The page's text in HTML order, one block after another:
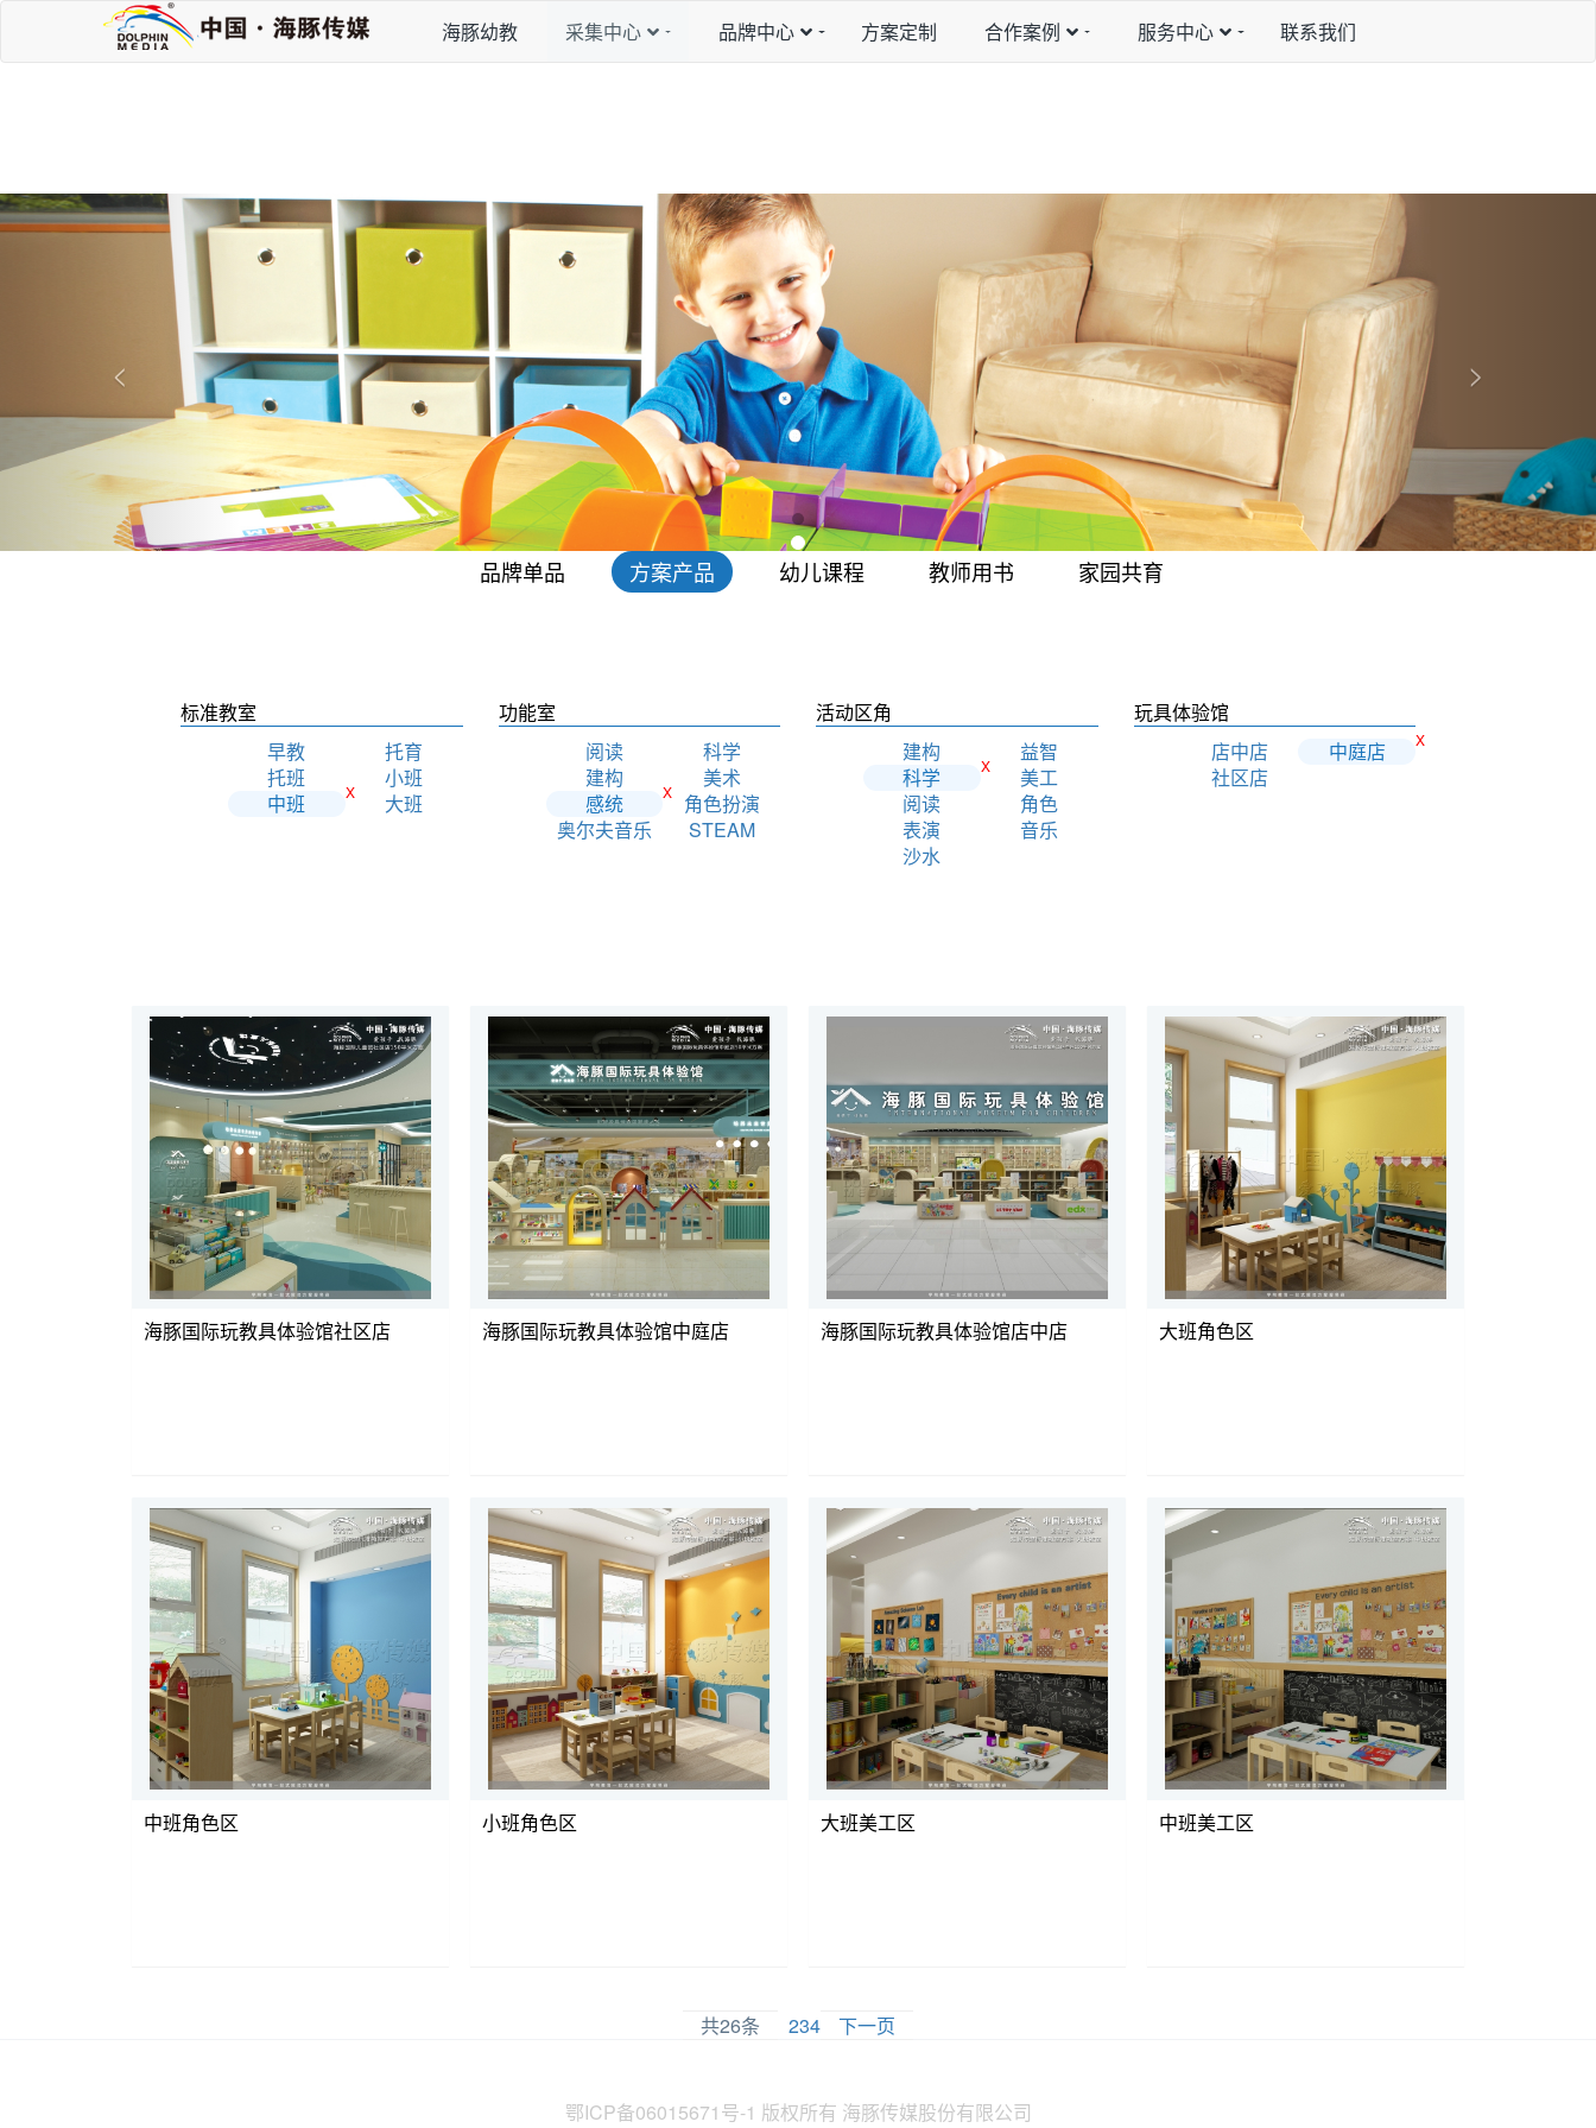
海豚幼教 采集中心 品牌中心 方案定制 合作案例 服务中心 联系我们
<
P
r
o
s
>
品牌单品 方案产品 幼儿课程 教师用书 家园共育
标准教室
早教
托育
托班
小班
中班
X 大班
功能室
阅读
科学
建构
美术
感统
X
角色扮演
奥尔夫音乐
STEAM
活动区角
建构
益智
科学
X
美工
阅读
角色
表演
音乐
沙水
玩具体验馆
店中店
中庭店 X
社区店
海豚国际玩教具体验馆社区店 海豚国际玩教具体验馆中庭店 海豚国际玩教具体验馆店中店 大班角色区
中班角色区 小班角色区 大班美工区 中班美工区
共26条 234 下一页
鄂ICP备06015671号-1 版权所有 海豚传媒股份有限公司